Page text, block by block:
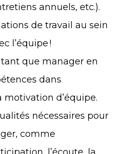
annuels, etc.).
de travail au sein
l’équipe !
tant que manager en
dans
motivation d’équipe.
nécessaires pour
comme